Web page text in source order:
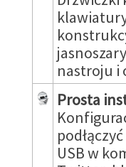
nastroju i
Prosta
USB w